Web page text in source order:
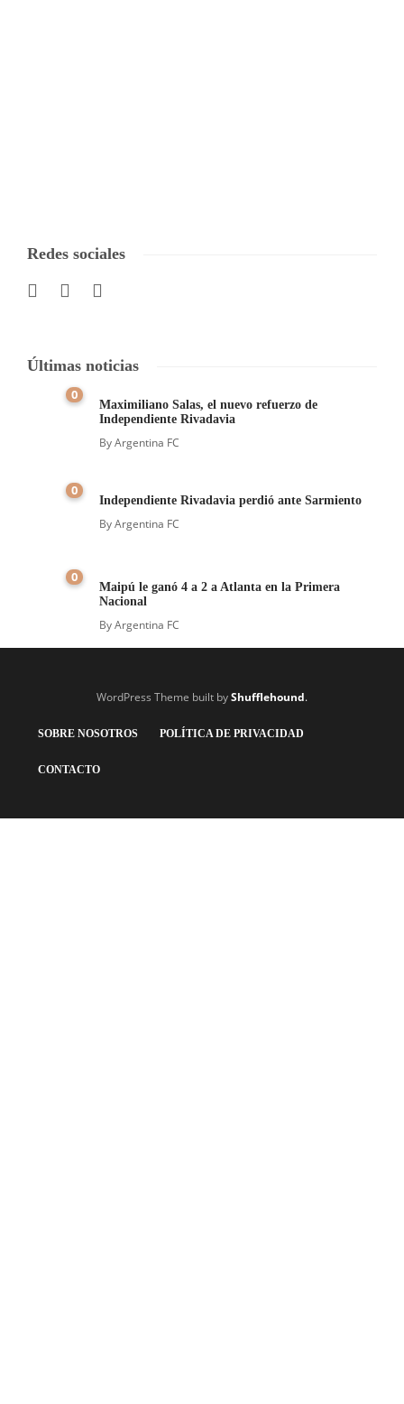
Redes sociales
Últimas noticias
0
Maximiliano Salas, el nuevo refuerzo de
Independiente Rivadavia
ByArgentina FC
0
Independiente Rivadavia perdió ante Sarmiento
ByArgentina FC
0
Maipú le ganó 4 a 2 a Atlanta en la Primera
Nacional
ByArgentina FC
WordPress Theme built byShufflehound.
SOBRE NOSOTROS POLÍTICA DE PRIVACIDAD
CONTACTO